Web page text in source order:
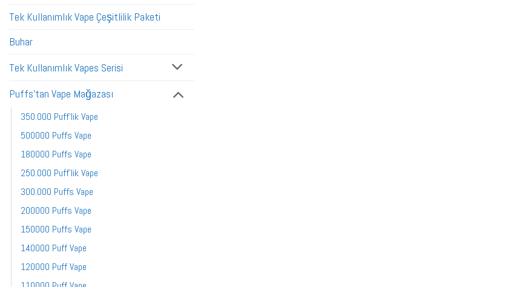
Tek Kullanımlık Vape Çeşitlilik Paketi
Buhar
Tek Kullanımlık Vapes Serisi
Puffs'tan Vape Mağazası
350.000 Puff'lik Vape
500000 Puffs Vape
180000 Puffs Vape
250.000 Puff'lik Vape
300.000 Puffs Vape
200000 Puffs Vape
150000 Puffs Vape
140000 Puff Vape
120000 Puff Vape